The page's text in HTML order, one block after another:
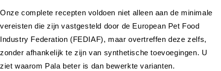
Onze complete recepten voldoen niet alleen aan de minimale
vereisten die zijn vastgesteld door de European Pet Food
Industry Federation (FEDIAF), maar overtreffen deze zelfs,
zonder afhankelijk te zijn van synthetische toevoegingen. U
ziet waarom Pala beter is dan bewerkte varianten.